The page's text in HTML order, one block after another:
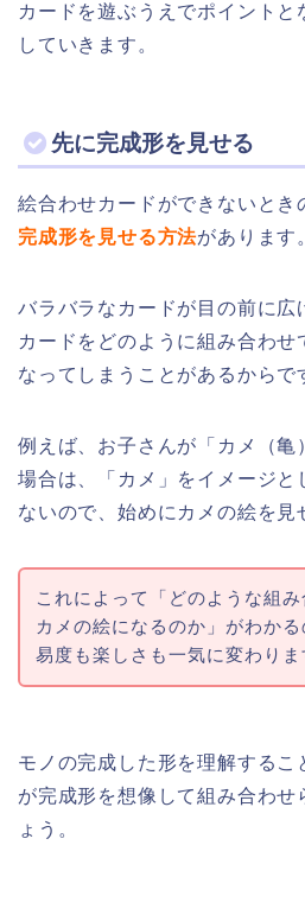
カードを遊ぶうえでポイントと
していきます。
先に完成形を見せる
絵合わせカードができないとき
完成形を見せる方法があります
バラバラなカードが目の前に広
カードをどのように組み合わせ
なってしまうことがあるからで
例えば、お子さんが「カメ（亀
場合は、「カメ」をイメージと
ないので、始めにカメの絵を見
これによって「どのような組
カメの絵になるのか」がわか
易度も楽しさも一気に変わりま
モノの完成した形を理解するこ
が完成形を想像して組み合わせ
ょう。